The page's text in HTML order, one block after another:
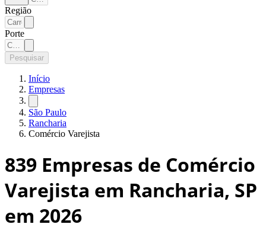
Região
Porte
Pesquisar
Início
Empresas
São Paulo
Rancharia
Comércio Varejista
839 Empresas de Comércio
Varejista em Rancharia, SP
em 2026